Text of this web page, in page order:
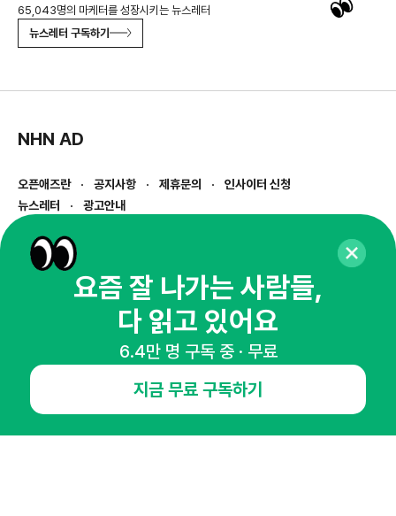
65,043명의 마케터를 성장시키는 뉴스레터
뉴스레터 구독하기
NHN AD
오픈애즈란 공지사항 제휴문의
인사이터 신청
뉴스레터
광고안내
경기도 성남시 분당구 대왕판교로645번길 16
사업자등록번호 : 144-81-27690(
통신판매업신고번호 : 2014-경기성남-1023
호스팅서비스사업자 : 오픈애즈
1800-2198
openads@openads.co.kr
이용약관
instagramthreadkakaotalk
요즘 잘 나가는 사람들,
다 읽고 있어요
6.4만 명 구독 중 · 무료
지금 무료 구독하기